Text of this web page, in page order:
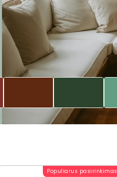
Populiarus pasirinkimas